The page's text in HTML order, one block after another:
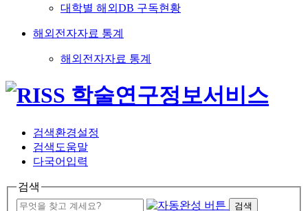
대학별 해외DB 구독현황
해외전자자료 통계
해외전자자료 통계
검색환경설정
검색도움말
다국어입력
검색
검색